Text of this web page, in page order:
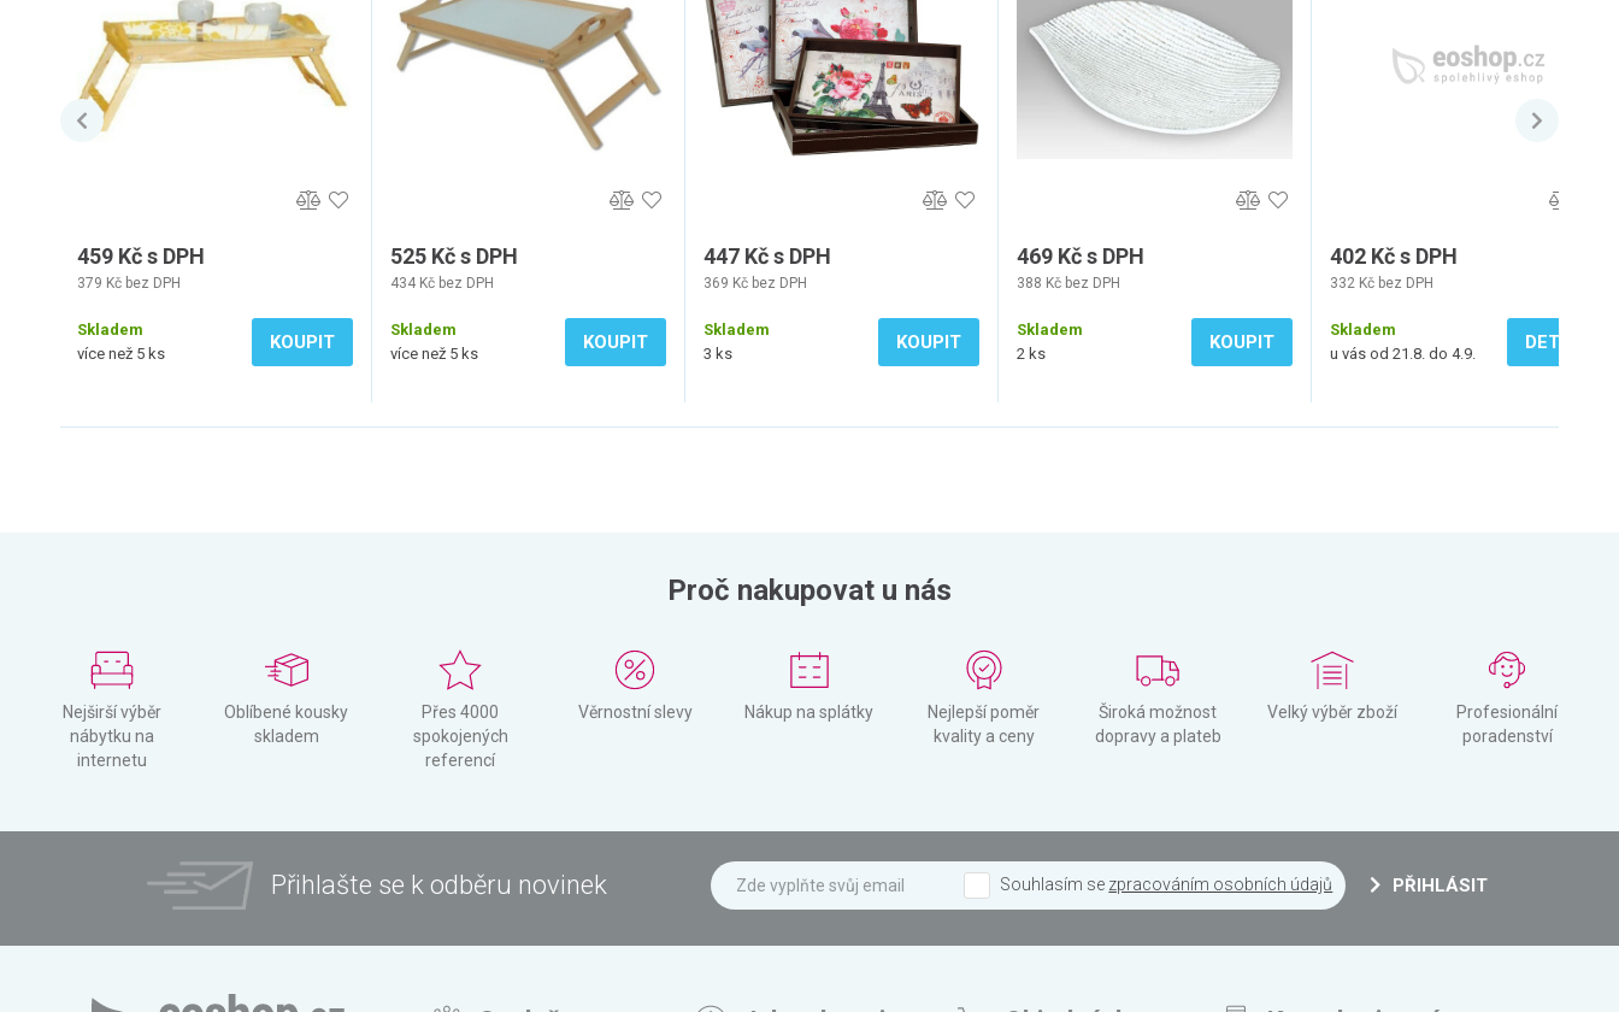
459 Kč s DPH
379 Kč bez DPH
Skladem
více než 5 ks
KOUPIT
525 Kč s DPH
434 Kč bez DPH
Skladem
více než 5 ks
KOUPIT
447 Kč s DPH
369 Kč bez DPH
Skladem
3 ks
KOUPIT
469 Kč s DPH
388 Kč bez DPH
Skladem
2 ks
KOUPIT
402 Kč s DPH
332 Kč bez DPH
Skladem
u vás od 21.8. do 4.9.
DETAIL
Proč nakupovat u nás
Nejširší výběr
nábytku na
internetu
Oblíbené kousky
skladem
Přes 4000
spokojených
referencí
Věrnostní slevy Nákup na splátky
Nejlepší poměr
kvality a ceny
Široká možnost
dopravy a plateb
Velký výběr zboží
Profesionální
poradenství
Přihlašte se k odběru novinek Souhlasím se zpracováním osobních údajů PŘIHLÁSIT